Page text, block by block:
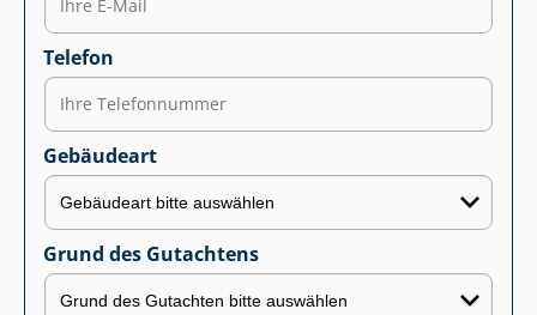
Telefon
Gebäudeart
Grund des Gutachtens